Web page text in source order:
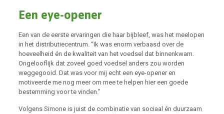
Een eye-opener
Een van de eerste ervaringen die haar bijbleef, was het meelopen
in het distributiecentrum. “Ik was enorm verbaasd over de
hoeveelheid én de kwaliteit van het voedsel dat binnenkwam.
Ongelooflijk dat zoveel goed voedsel anders zou worden
weggegooid. Dat was voor mij echt een eye-opener en
motiveerde me nog meer om mee te helpen hier een goede
bestemming voor te vinden.”
Volgens Simone is juist de combinatie van sociaal én duurzaam